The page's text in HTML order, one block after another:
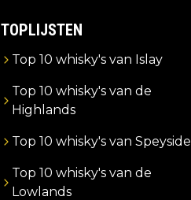
TOPLIJSTEN
Top 10 whisky's van Islay
Top 10 whisky's van de
Highlands
Top 10 whisky's van Speyside
Top 10 whisky's van de
Lowlands